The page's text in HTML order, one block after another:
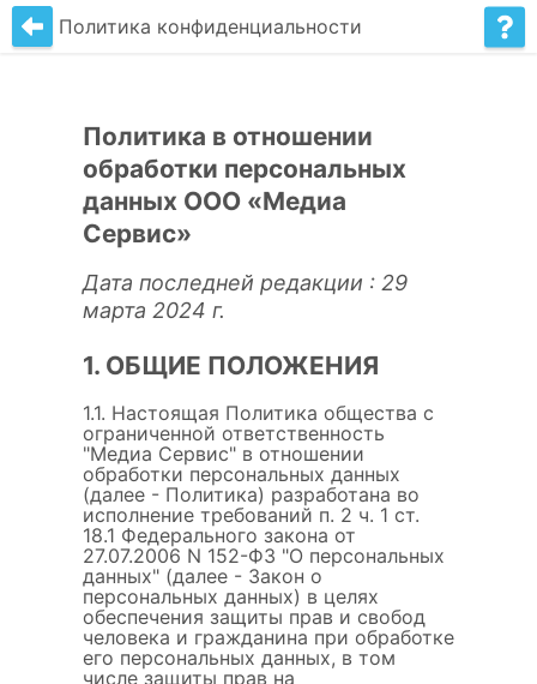
Политика конфиденциальности
Политика в отношении
обработки персональных
данных ООО «Медиа
Сервис»
Дата последней редакции : 29
марта 2024 г.
1. ОБЩИЕ ПОЛОЖЕНИЯ
1.1. Настоящая Политика общества с
ограниченной ответственность
"Медиа Сервис" в отношении
обработки персональных данных
(далее - Политика) разработана во
исполнение требований п. 2 ч. 1 ст.
18.1 Федерального закона от
27.07.2006 N 152-ФЗ "О персональных
данных" (далее - Закон о
персональных данных) в целях
обеспечения защиты прав и свобод
человека и гражданина при обработке
его персональных данных, в том
числе защиты прав на